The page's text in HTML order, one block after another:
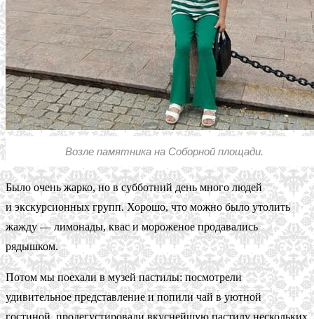
Возле памятника на Соборной площади.
Было очень жарко, но в субботний день много людей
и экскурсионных групп. Хорошо, что можно было утолить
жажду — лимонады, квас и мороженое продавались
рядышком.
Потом мы поехали в музей пастилы: посмотрели
удивительное представление и попили чай в уютной